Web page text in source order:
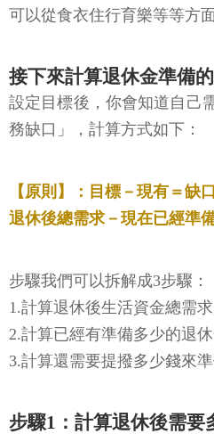
可以從食衣住行育樂等等方
接下來計算退休金準備
設定目標後，你會知道自己
務缺口」，計算方式如下：
【原則】：目標－現有＝缺口
退休後總需求－現在已經準
步驟我們可以拆解成3步驟：
1.計算退休後生活資金總需求
2.計算已經有準備多少的退休
3.計算還需要提撥多少錢來準
步驟1：計算退休後需要